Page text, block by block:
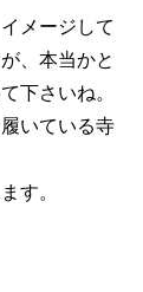
メージして
、本当かと
下さいね。
いている寺
す。